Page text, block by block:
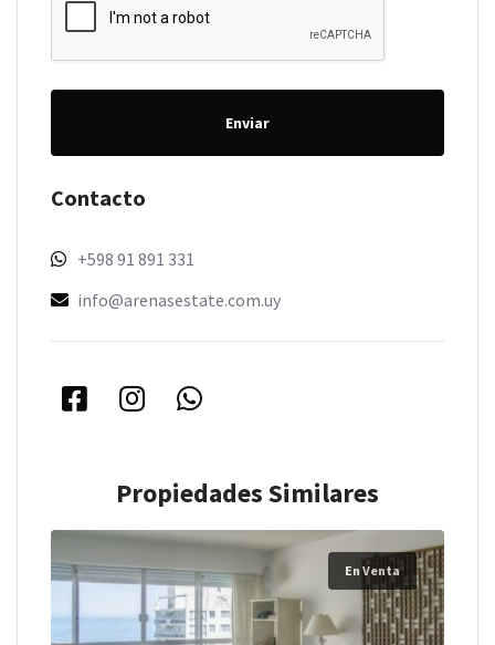
Enviar
Contacto
+598 91 891 331
info@arenasestate.com.uy
Propiedades Similares
En Venta